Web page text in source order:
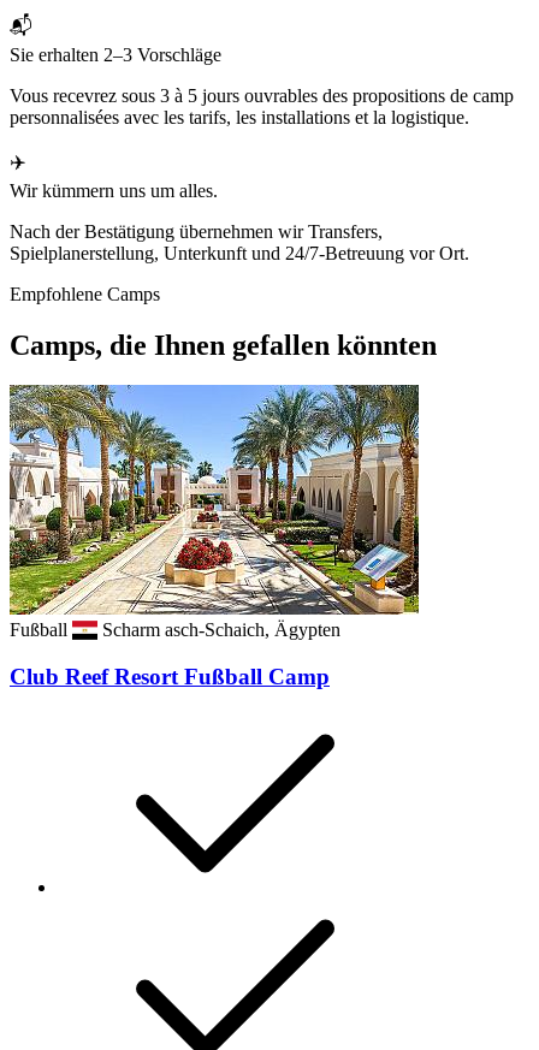
📬
Sie erhalten 2–3 Vorschläge
Vous recevrez sous 3 à 5 jours ouvrables des propositions de camp
personnalisées avec les tarifs, les installations et la logistique.
✈️
Wir kümmern uns um alles.
Nach der Bestätigung übernehmen wir Transfers,
Spielplanerstellung, Unterkunft und 24/7-Betreuung vor Ort.
Empfohlene Camps
Camps, die Ihnen gefallen könnten
Fußball Scharm asch-Schaich, Ägypten
Club Reef Resort Fußball Camp